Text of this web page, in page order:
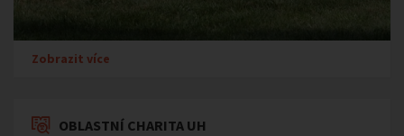
Zobrazit více
OBLASTNÍ CHARITA UH